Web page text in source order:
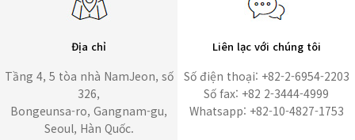
Địa chỉ
Tầng 4, 5 tòa nhà NamJeon, số
326,
Bongeunsa-ro, Gangnam-gu,
Seoul, Hàn Quốc.
Liên lạc với chúng tôi
Số điện thoại: +82-2-6954-2203
Số fax: +82 2-3444-4999
Whatsapp: +82-10-4827-1753